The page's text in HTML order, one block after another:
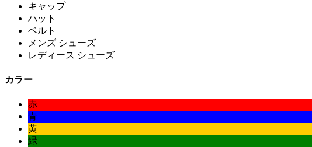
キャップ
ハット
ベルト
メンズ シューズ
レディース シューズ
カラー
赤
青
黄
緑